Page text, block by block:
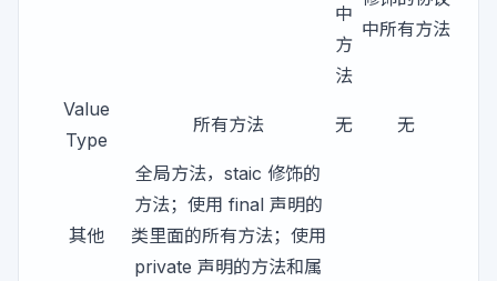
中
方
法
中所有方法
Value
Type
所有方法 无 无
其他
全局方法，staic 修饰的
方法；使用 final 声明的
类里面的所有方法；使用
private 声明的方法和属